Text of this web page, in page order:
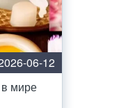
06-12
в мире